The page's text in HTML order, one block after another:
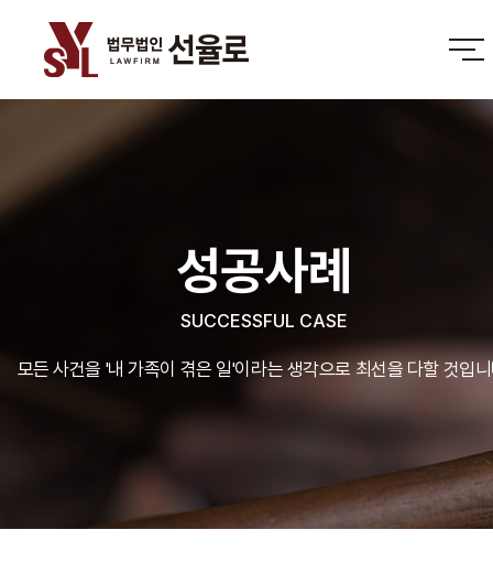
성공사례
SUCCESSFUL CASE
모든 사건을 '내 가족이 겪은 일'이라는 생각으로 최선을 다할 것입